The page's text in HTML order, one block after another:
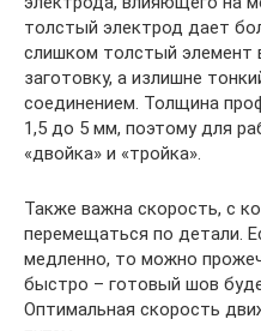
толстый электрод дает
слишком толстый элемент
заготовку, а излишне
соединением. Толщина
1,5 до 5 мм, поэтому для
«двойка» и «тройка».
Также важна скорость, с
перемещаться по детали.
медленно, то можно
быстро – готовый шов
Оптимальная скорость